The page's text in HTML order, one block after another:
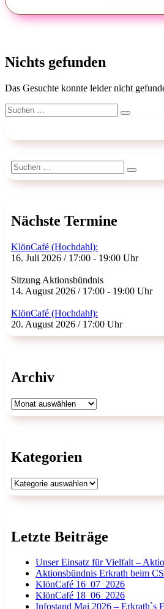
Nichts gefunden
Das Gesuchte konnte leider nicht
Suchen
nach:
Suchen
Suchen
nach:
Suchen
Nächste Termine
KlönCafé (Hochdahl):
16. Juli 2026 / 17:00 - 19:00 Uhr
Sitzung Aktionsbündnis
14. August 2026 / 17:00 - 19:00 Uhr
KlönCafé (Hochdahl):
20. August 2026 / 17:00 Uhr
Archiv
Archiv
Kategorien
Kategorien
Letzte Beiträge
Unser Einsatz für Vielfalt –
Aktionsbündnis Erkrath beim
KlönCafé 16_07_2026
KlönCafé 18_06_2026
Infostand Mai 2026 – Erkrath`s